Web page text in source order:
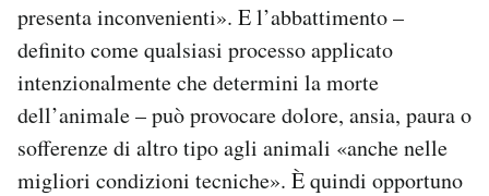
presenta inconvenienti». E l’abbattimento –
definito come qualsiasi processo applicato
intenzionalmente che determini la morte
dell’animale – può provocare dolore, ansia, paura o
sofferenze di altro tipo agli animali «anche nelle
migliori condizioni tecniche». È quindi opportuno